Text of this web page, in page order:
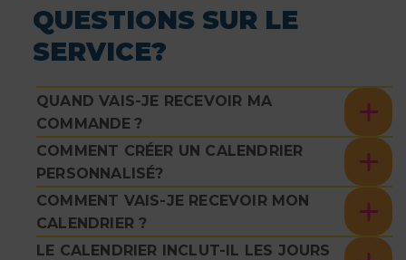
QUESTIONS SUR LE
SERVICE?
QUAND VAIS-JE RECEVOIR MA
COMMANDE ?
COMMENT CRÉER UN CALENDRIER
PERSONNALISÉ?
COMMENT VAIS-JE RECEVOIR MON
CALENDRIER ?
LE CALENDRIER INCLUT-IL LES JOURS